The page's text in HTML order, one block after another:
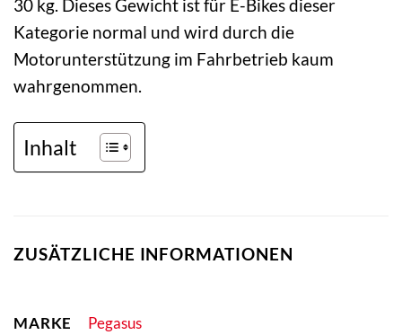
30 kg. Dieses Gewicht ist für E-Bikes dieser
Kategorie normal und wird durch die
Motorunterstützung im Fahrbetrieb kaum
wahrgenommen.
Inhalt
ZUSÄTZLICHE INFORMATIONEN
MARKE Pegasus